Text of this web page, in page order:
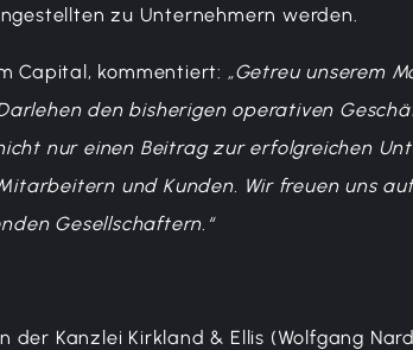
zu Unternehmern werden.
Capital, kommentiert: „Getreu unserem
den bisherigen operativen
nur einen Beitrag zur erfolgreichen
und Kunden. Wir freuen uns
Gesellschaftern.“
Kanzlei Kirkland & Ellis (Wolfgang